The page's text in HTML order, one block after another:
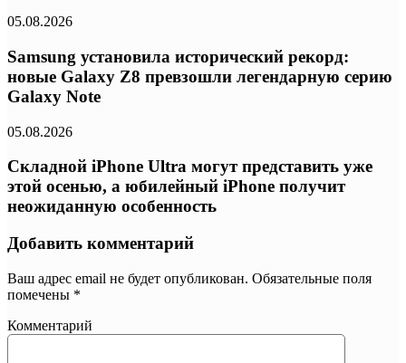
05.08.2026
Samsung установила исторический рекорд:
новые Galaxy Z8 превзошли легендарную серию
Galaxy Note
05.08.2026
Складной iPhone Ultra могут представить уже
этой осенью, а юбилейный iPhone получит
неожиданную особенность
Добавить комментарий
Ваш адрес email не будет опубликован. Обязательные поля
помечены *
Комментарий